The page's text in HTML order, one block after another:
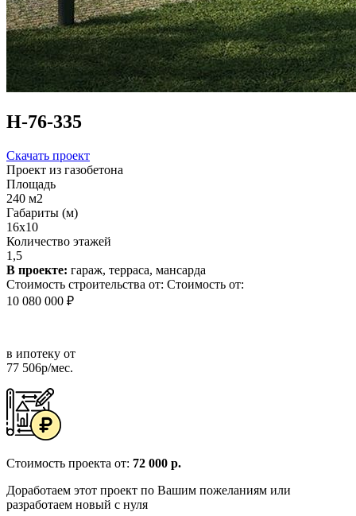
Н-76-335
Скачать проект
Проект из газобетона
Площадь
240 м2
Габариты (м)
16x10
Количество этажей
1,5
В проекте: гараж, терраса, мансарда
Стоимость строительства от: Стоимость от:
10 080 000 ₽
в ипотеку от
77 506р/мес.
Стоимость проекта от: 72 000 р.
Доработаем этот проект по Вашим пожеланиям или
разработаем новый с нуля